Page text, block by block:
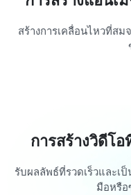
สร้างการเคลื่อนไหวที่ส
การสร้างวิดีโ
รับผลลัพธ์ที่รวดเร็วและเ
มือหรื